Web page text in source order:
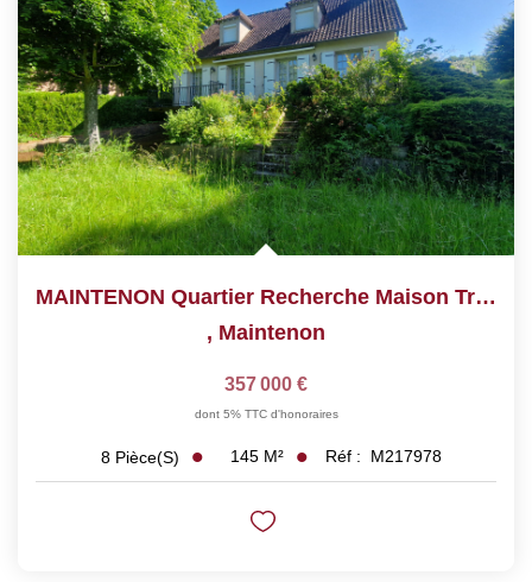
MAINTENON Quartier Recherche Maison Traditionnelle
, Maintenon
357 000 €
dont 5% TTC d'honoraires
8 Pièce(s) 145 M² Réf : M217978